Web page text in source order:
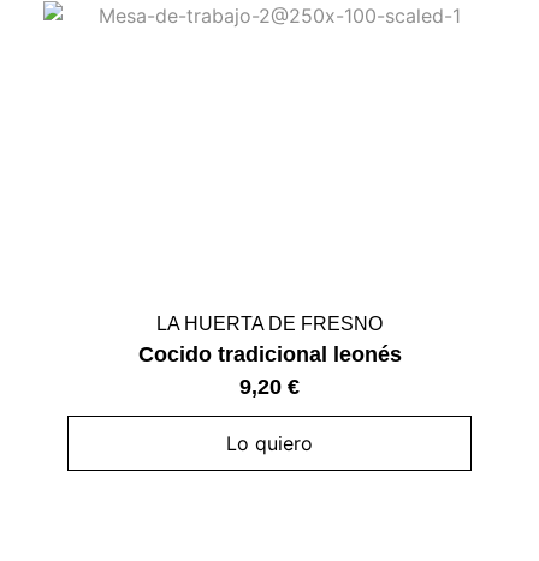
LA HUERTA DE FRESNO
Cocido tradicional leonés
9,20 €
Lo quiero